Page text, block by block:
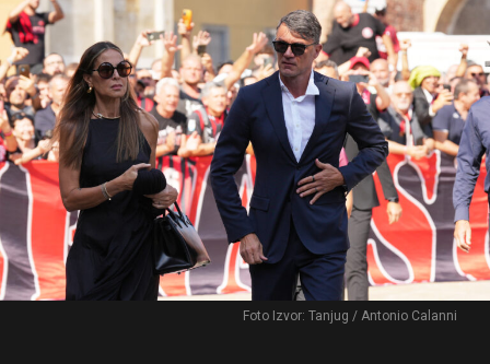
Foto Izvor: Tanjug / Antonio Calanni